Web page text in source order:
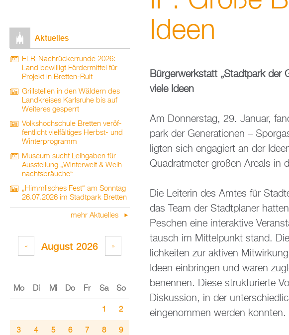
Ideen
Bür­ger­werk­statt „Stadt­park der
viele Ideen
Am Don­ners­tag, 29. Ja­nu­ar,
park der Ge­ne­ra­tio­nen –
lig­ten sich en­ga­giert an der
Qua­drat­me­ter gro­ßen Are­als in
Die Lei­te­rin des Amtes für
das Team der Stadt­pla­ner
Pe­schen eine in­ter­ak­ti­ve
tausch im Mit­tel­punkt stand.
lich­kei­ten zur ak­ti­ven
Ideen ein­brin­gen und waren
be­nen­nen. Diese struk­tu­rier­te
Dis­kus­si­on, in der
ein­ge­nom­men wer­den konn­ten.
Ak­tu­el­les
ELR-Nach­rü­ck­er­run­de 2026:
Land be­wil­ligt För­der­mit­tel für
Pro­jekt in Brett­en-Ruit
Grill­stel­len in den Wäl­dern des
Land­krei­ses Karls­ru­he bis auf
Wei­te­res ge­sperrt
Volks­hoch­schu­le Brett­en ver­öf­
fent­licht viel­fäl­ti­ges Herbst- und
Win­ter­pro­gramm
Mu­se­um sucht Leih­ga­ben für
Aus­stel­lung „Win­ter­welt & Weih­
nachts­bräu­che“
„Himm­li­sches Fest“ am Sonn­tag
26.07.2026 im Stadt­park Brett­en
mehr Ak­tu­el­les
Au­gust 2026
« »
Mo Di Mi Do Fr Sa So
1 2
3 4 5 6 7 8 9